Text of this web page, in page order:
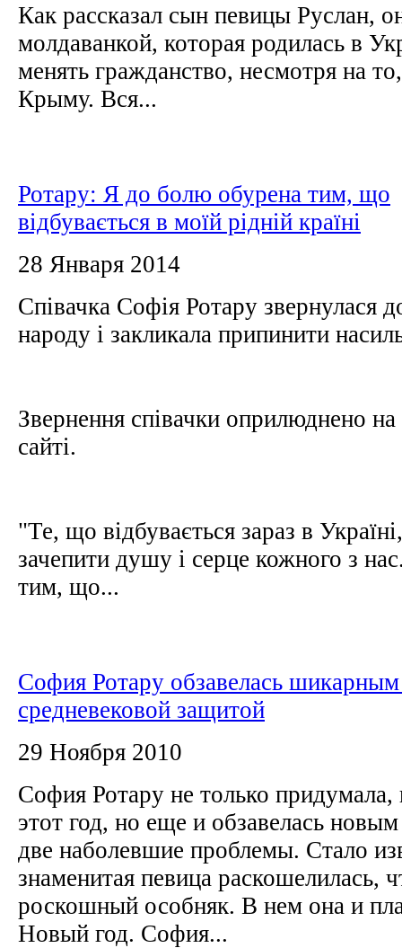
Как рассказал сын певицы Руслан,
молдаванкой, которая родилась в
менять гражданство, несмотря на
Крыму. Вся...
Ротару: Я до болю обурена тим, що
відбувається в моїй рідній країні
28 Января 2014
Співачка Софія Ротару звернулася
народу і закликала припинити
Звернення співачки оприлюднено на
сайті.
"Те, що відбувається зараз в
зачепити душу і серце кожного з
тим, що...
София Ротару обзавелась
средневековой защитой
29 Ноября 2010
София Ротару не только придумала,
этот год, но еще и обзавелась
две наболевшие проблемы. Стало
знаменитая певица раскошелилась,
роскошный особняк. В нем она и
Новый год. София...